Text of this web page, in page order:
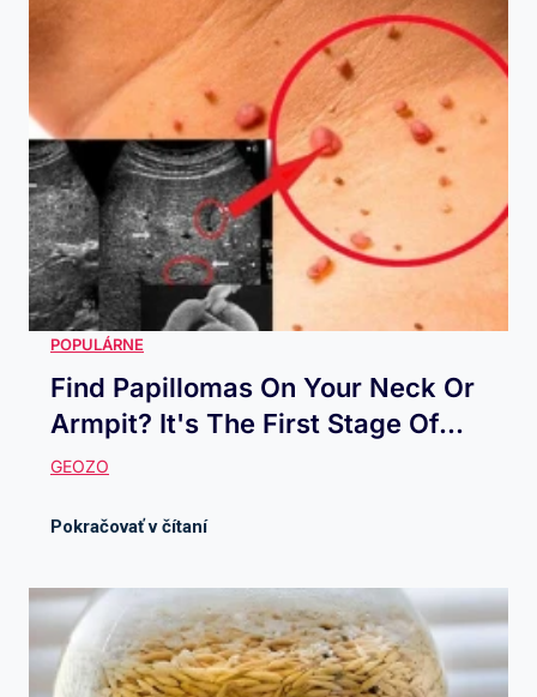
Find Papillomas On Your Neck Or
Armpit? It's The First Stage Of...